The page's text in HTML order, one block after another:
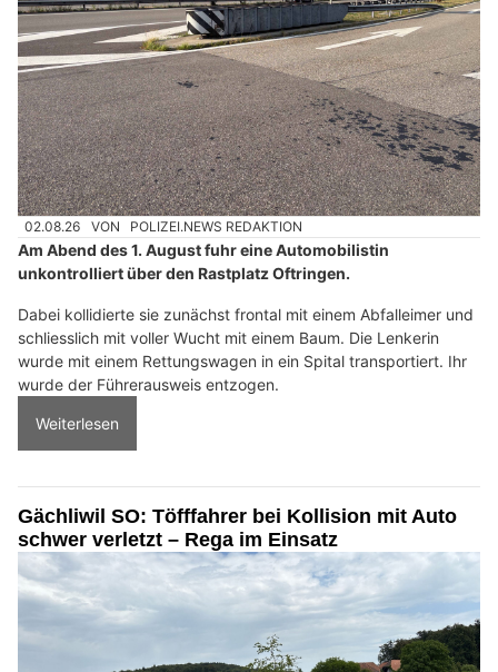
02.08.26 VON POLIZEI.NEWS REDAKTION
Am Abend des 1. August fuhr eine Automobilistin
unkontrolliert über den Rastplatz Oftringen.
Dabei kollidierte sie zunächst frontal mit einem Abfalleimer und
schliesslich mit voller Wucht mit einem Baum. Die Lenkerin
wurde mit einem Rettungswagen in ein Spital transportiert. Ihr
wurde der Führerausweis entzogen.
Weiterlesen
Gächliwil SO: Töfffahrer bei Kollision mit Auto
schwer verletzt – Rega im Einsatz